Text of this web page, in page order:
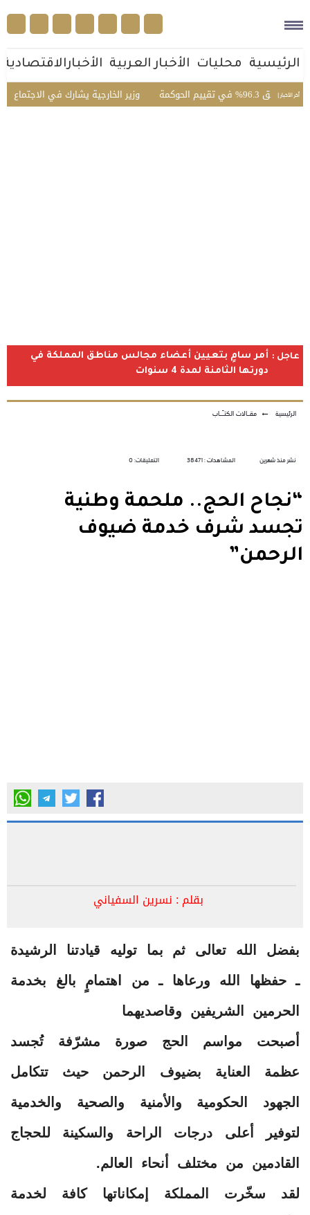
الرئيسية محليات الأخبار العربية الأخبارالاقتصادية
أخر الأخبار | وزير الخارجية يشارك في الاجتماع الخامس الحوكمة
عاجل : أمر سامٍ بتعيين أعضاء مجالس مناطق المملكة في
دورتها الثامنة لمدة 4 سنوات
الرئيسية ← مقـالات الكتـّـاب
نشر منذ شهرين المشاهدات : 38471 التعليقات: 0
“نجاح الحج.. ملحمة وطنية
تجسد شرف خدمة ضيوف
الرحمن”
بقلم : نسرين السفياني
بفضل الله تعالى ثم بما توليه قيادتنا الرشيدة
ـ حفظها الله ورعاها ـ من اهتمامٍ بالغ بخدمة
الحرمين الشريفين وقاصديهما
أصبحت مواسم الحج صورة مشرّفة تُجسد
عظمة العناية بضيوف الرحمن حيث تتكامل
الجهود الحكومية والأمنية والصحية والخدمية
لتوفير أعلى درجات الراحة والسكينة للحجاج
القادمين من مختلف أنحاء العالم.
لقد سخّرت المملكة إمكاناتها كافة لخدمة